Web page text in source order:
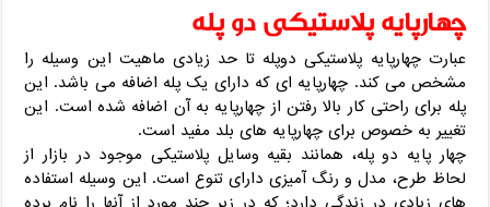
چهارپایه پلاستیکی دو پله
عبارت چهارپایه پلاستیکی دوپله تا حد زیادی ماهیت این وسیله را
مشخص می کند. چهارپایه ای که دارای یک پله اضافه می باشد. این
پله برای راحتی کار بالا رفتن از چهارپایه به آن اضافه شده است. این
تغییر به خصوص برای چهارپایه های بلد مفید است.
چهار پایه دو پله، همانند بقیه وسایل پلاستیکی موجود در بازار از
لحاظ طرح، مدل و رنگ آمیزی دارای تنوع است. این وسیله استفاده